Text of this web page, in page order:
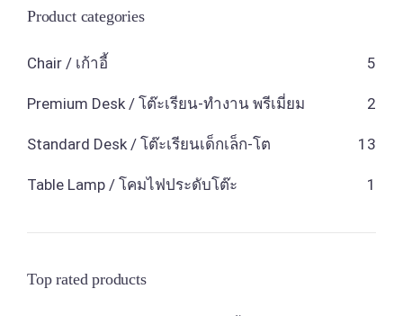
Product categories
Chair / เก้าอี้ 5
Premium Desk / โต๊ะเรียน-ทำงาน พรีเมี่ยม 2
Standard Desk / โต๊ะเรียนเด็กเล็ก-โต 13
Table Lamp / โคมไฟประดับโต๊ะ 1
Top rated products